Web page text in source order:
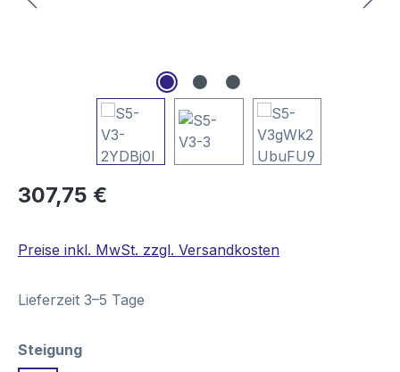
Regulärer Preis:
307,75 €
Preise inkl. MwSt. zzgl. Versandkosten
Lieferzeit 3–5 Tage
Steigungauswählen